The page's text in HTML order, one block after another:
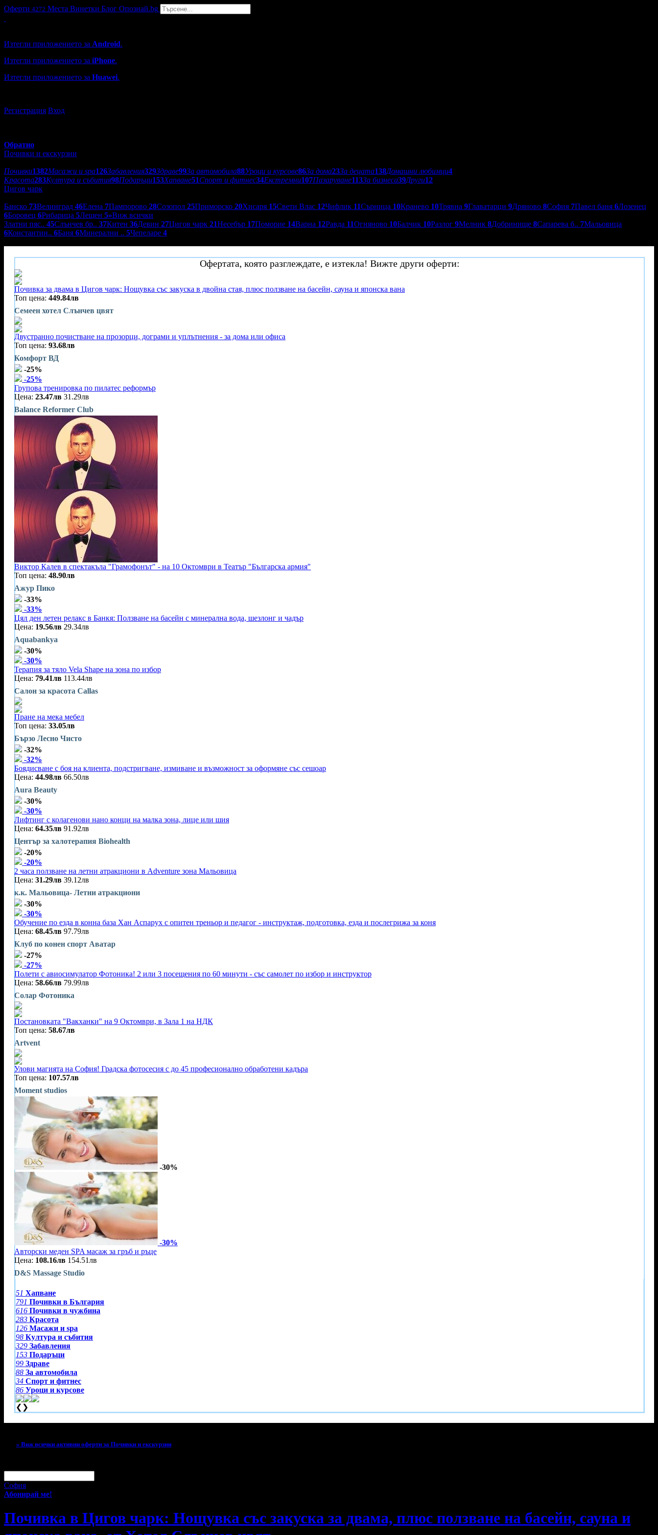
Оферти 4272 Места Винетки Блог Опознай.bg
Изтегли приложението за Android.
Изтегли приложението за iPhone.
Изтегли приложението за Huawei.
Регистрация Вход
Обратно
Почивки и екскурзии
Почивки1382Масажи и spa126Забавления329Здраве99За автомобила88Уроци и курсове86За дома23За децата138Домашни любимци4
Красота283Култура и събития98Подаръци153Хапване51Спорт и фитнес34Екстремни107Пазаруване113За бизнеса39Други12
Цигов чарк
Банско 73Велинград 46Елена 7Пампорово 28Созопол 25Приморско 20Хисаря 15Свети Влас 12Чифлик 11Сърница 10Кранево 10Трявна 9Главатарци 9Дряново 8София 7Павел баня 6Лозенец
6Боровец 6Рибарица 5Лещен 5»Виж всички
Златни пяс.. 45Слънчев бр.. 37Китен 36Девин 27Цигов чарк 21Несебър 17Поморие 14Варна 12Равда 11Огняново 10Балчик 10Разлог 9Мелник 8Добринище 8Сапарева б.. 7Мальовица
6Константин.. 6Баня 6Минерални .. 5Чепеларе 4
Офертата, която разглеждате, е изтекла! Вижте други оферти:
Почивка за двама в Цигов чарк: Нощувка със закуска в двойна стая, плюс ползване на басейн, сауна и японска вана
Топ цена: 449.84лв
Семеен хотел Слънчев цвят
Двустранно почистване на прозорци, дограми и уплътнения - за дома или офиса
Топ цена: 93.68лв
Комфорт ВД
-25%
-25%
Групова тренировка по пилатес реформър
Цена: 23.47лв 31.29лв
Balance Reformer Club
Виктор Калев в спектакъла "Грамофонът" - на 10 Октомври в Театър "Българска армия"
Топ цена: 48.90лв
Ажур Пико
-33%
-33%
Цял ден летен релакс в Банкя: Ползване на басейн с минерална вода, шезлонг и чадър
Цена: 19.56лв 29.34лв
Aquabankya
-30%
-30%
Терапия за тяло Vela Shape на зона по избор
Цена: 79.41лв 113.44лв
Салон за красота Callas
Пране на мека мебел
Топ цена: 33.05лв
Бързо Лесно Чисто
-32%
-32%
Боядисване с боя на клиента, подстригване, измиване и възможност за оформяне със сешоар
Цена: 44.98лв 66.50лв
Aura Beauty
-30%
-30%
Лифтинг с колагенови нано конци на малка зона, лице или шия
Цена: 64.35лв 91.92лв
Център за халотерапия Biohealth
-20%
-20%
2 часа ползване на летни атракциони в Adventure зона Мальовица
Цена: 31.29лв 39.12лв
к.к. Мальовица- Летни атракциони
-30%
-30%
Обучение по езда в конна база Хан Аспарух с опитен треньор и педагог - инструктаж, подготовка, езда и послегрижа за коня
Цена: 68.45лв 97.79лв
Клуб по конен спорт Аватар
-27%
-27%
Полети с авиосимулатор Фотоника! 2 или 3 посещения по 60 минути - със самолет по избор и инструктор
Цена: 58.66лв 79.99лв
Солар Фотоника
Постановката "Вакханки" на 9 Октомври, в Зала 1 на НДК
Топ цена: 58.67лв
Artvent
Улови магията на София! Градска фотосесия с до 45 професионално обработени кадъра
Топ цена: 107.57лв
Moment studios
-30%
-30%
Авторски меден SPA масаж за гръб и ръце
Цена: 108.16лв 154.51лв
D&S Massage Studio
51 Хапване
791 Почивки в България
616 Почивки в чужбина
283 Красота
126 Масажи и spa
98 Култура и събития
329 Забавления
153 Подаръци
99 Здраве
88 За автомобила
34 Спорт и фитнес
86 Уроци и курсове
❮ ❯
» Виж всички активни оферти за Почивки и екскурзии
София
Абонирай ме!
Почивка в Цигов чарк: Нощувка със закуска за двама, плюс ползване на басейн, сауна и